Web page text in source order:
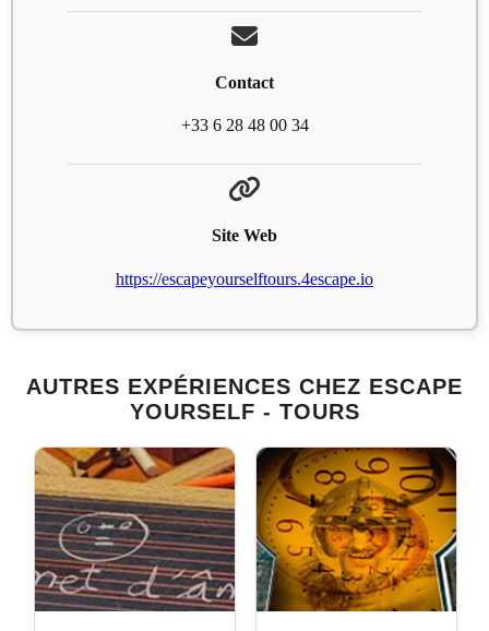
Contact
+33 6 28 48 00 34
Site Web
https://escapeyourselftours.4escape.io
AUTRES EXPÉRIENCES CHEZ ESCAPE
YOURSELF - TOURS